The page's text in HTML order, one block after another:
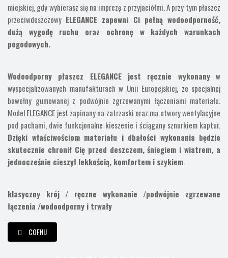
miejskiej, gdy wybierasz się na imprezę z przyjaciółmi. A przy tym płaszcz
przeciwdeszczowy ELEGANCE zapewni Ci pełną wodoodporność,
dużą wygodę ruchu oraz ochronę w każdych warunkach
pogodowych.
Wodoodporny płaszcz ELEGANCE jest ręcznie wykonanyw
wyspecjalizowanych manufakturach w Unii Europejskiej, ze specjalnej
bawełny gumowanej z podwójnie zgrzewanymi łączeniami materiału.
Model ELEGANCE jest zapinany na zatrzaski oraz ma otwory wentylacyjne
pod pachami, dwie funkcjonalne kieszenie i ściągany sznurkiem kaptur.
Dzięki właściwościom materiału i dbałości wykonania będzie
skutecznie chronił Cię przed deszczem, śniegiem i wiatrem, a
jednocześnie cieszył lekkością, komfortem i szykiem.
klasyczny krój / ręczne wykonanie /podwójnie zgrzewane
łączenia /wodoodporny i trwały
COFNIJ